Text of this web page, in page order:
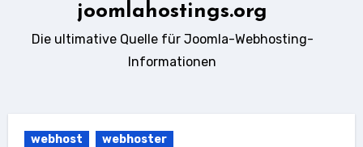
joomlahostings.org
Die ultimative Quelle für Joomla-Webhosting-
Informationen
webhost webhoster